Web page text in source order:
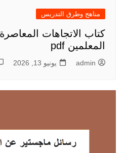
مناهج وطرق التدريس
كتاب الاتجاهات
المعلمين pdf
admin يونيو 13, 2026